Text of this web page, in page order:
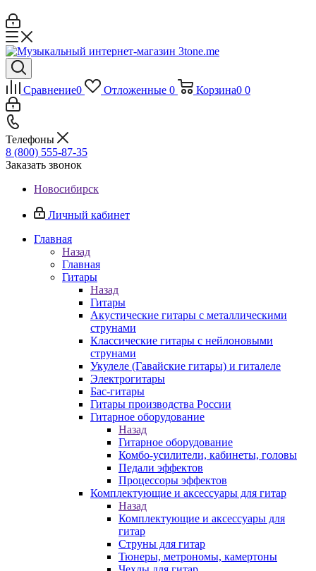
Сравнение0 Отложенные 0 Корзина0 0
Телефоны
8 (800) 555-87-35
Заказать звонок
Новосибирск
Личный кабинет
Главная
Назад
Главная
Гитары
Назад
Гитары
Акустические гитары с металлическими
струнами
Классические гитары с нейлоновыми
струнами
Укулеле (Гавайские гитары) и гиталеле
Электрогитары
Бас-гитары
Гитары производства России
Гитарное оборудование
Назад
Гитарное оборудование
Комбо-усилители, кабинеты, головы
Педали эффектов
Процессоры эффектов
Комплектующие и аксессуары для гитар
Назад
Комплектующие и аксессуары для
гитар
Струны для гитар
Тюнеры, метрономы, камертоны